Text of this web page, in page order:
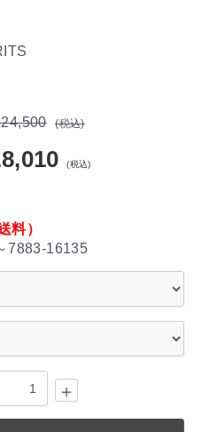
(税込)
(税込)
料）
7883-16135
＋